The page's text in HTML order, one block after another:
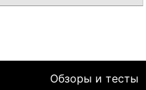
Обзоры и тесты